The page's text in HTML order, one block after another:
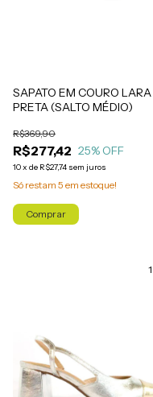
SAPATO EM COURO LARA
PRETA (SALTO MÉDIO)
R$277,42
R$369,90
25% OFF
10x de R$27,74 sem juros
Só restam 5 em estoque!
Comprar
1